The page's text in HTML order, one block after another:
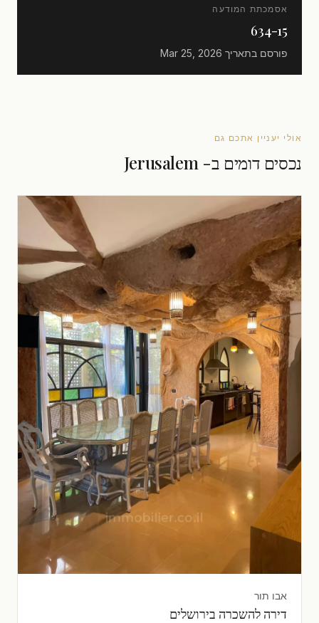
אסמכתת המודעה
634-15
פורסם בתאריך
אולי יעניין אתכם גם
נכסים דומים ב- Jerusalem
אבו תור
דירה להשכרה בירושלים